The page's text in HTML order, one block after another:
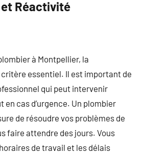
Réactivité
à Montpellier, la
essentiel. Il est important de
qui peut intervenir
cas d’urgence. Un plombier
de résoudre vos problèmes de
faire attendre des jours. Vous
de travail et les délais